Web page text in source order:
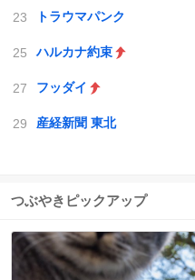
トラウマパンク
ハルカナ約束
フッダイ
産経新聞 東北
つぶやきピックアップ